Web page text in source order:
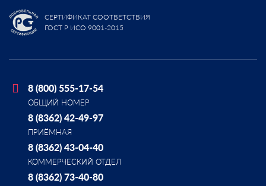
СЕРТИФИКАТ СООТВЕТСТВИЯ
ГОСТ Р ИСО 9001-2015
8 (800) 555-17-54
ОБЩИЙ НОМЕР
8 (8362) 42-49-97
ПРИЁМНАЯ
8 (8362) 43-04-40
КОММЕРЧЕСКИЙ ОТДЕЛ
8 (8362) 73-40-80